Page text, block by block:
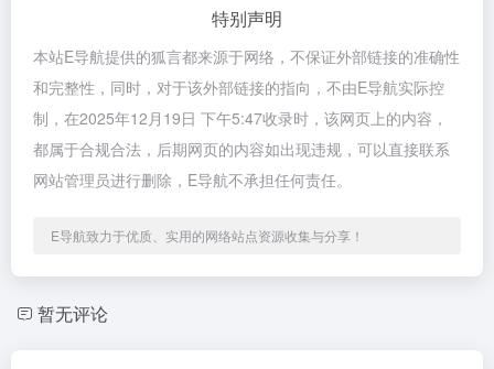
特别声明
本站E导航提供的狐言都来源于网络，不保证外部链接的准确性
和完整性，同时，对于该外部链接的指向，不由E导航实际控
制，在2025年12月19日 下午5:47收录时，该网页上的内容，
都属于合规合法，后期网页的内容如出现违规，可以直接联系
网站管理员进行删除，E导航不承担任何责任。
E导航致力于优质、实用的网络站点资源收集与分享！
暂无评论